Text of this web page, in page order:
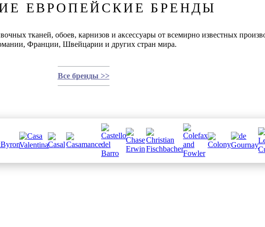
ЕВРОПЕЙСКИЕ БРЕНДЫ
тканей, обоев, карнизов и аксессуары от всемирно известных
Франции, Швейцарии и других стран мира.
Все бренды >>